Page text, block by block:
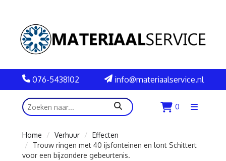
076-5438102 info@materiaalservice.nl
zoeken 0
Menu
Home
Verhuur
Effecten
Trouw ringen met 40 ijsfonteinen en lont Schittert
voor een bijzondere gebeurtenis.